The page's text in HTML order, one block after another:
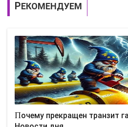
РЕКОМЕНДУЕМ
Почему прекращен транзит газа через Украину -